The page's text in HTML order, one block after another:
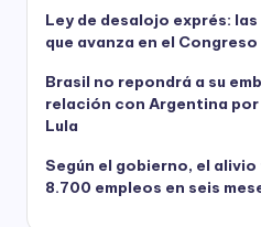
Ley de desalojo exprés:
que avanza en el Congreso
Brasil no repondrá a su
relación con Argentina
Lula
Según el gobierno, el
8.700 empleos en seis